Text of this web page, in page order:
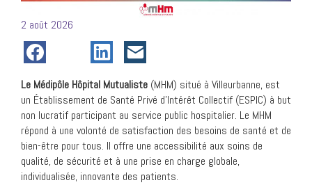
Posté
le
2 août 2026
Le Médipôle Hôpital Mutualiste (MHM) situé à Villeurbanne, est
un Établissement de Santé Privé d’Intérêt Collectif (ESPIC) à but
non lucratif participant au service public hospitalier. Le MHM
répond à une volonté de satisfaction des besoins de santé et de
bien-être pour tous. Il offre une accessibilité aux soins de
qualité, de sécurité et à une prise en charge globale,
individualisée, innovante des patients.